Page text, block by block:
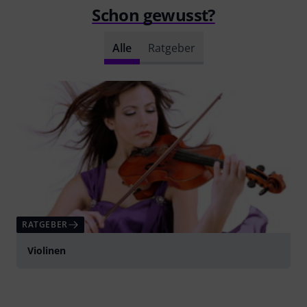
Schon gewusst?
Alle Ratgeber
RATGEBER
Violinen